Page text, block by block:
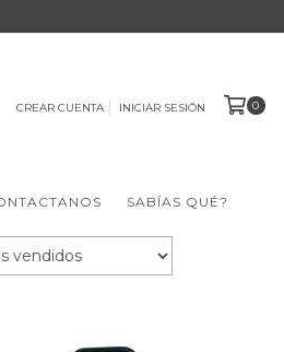
CREAR CUENTA INICIAR SESIÓN 0
SABÍAS QUÉ?